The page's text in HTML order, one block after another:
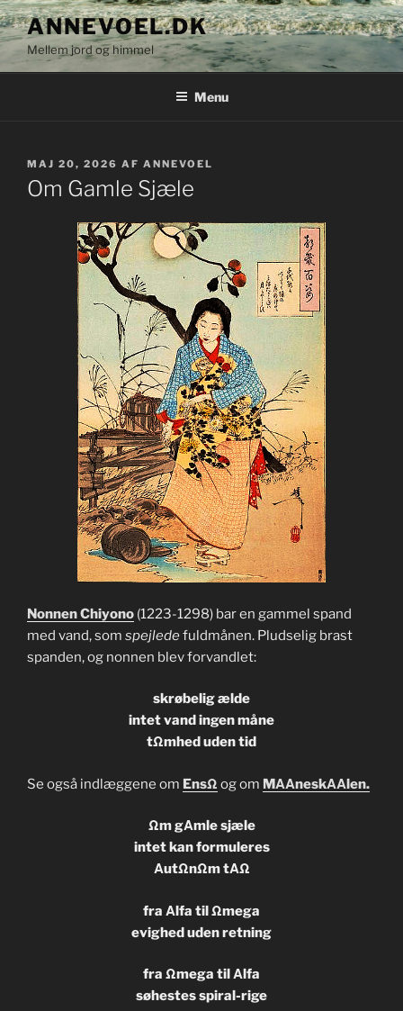
Videre
til
indhold
ANNEVOEL.DK
Mellem jord og himmel
Menu
UDGIVET
DEN
MAJ 20, 2026 AF ANNEVOEL
Om Gamle Sjæle
Nonnen Chiyono (1223-1298) bar en gammel spand
med vand, som spejledefuldmånen. Pludselig brast
spanden, og nonnen blev forvandlet:
skrøbelig ælde
intet vand ingen måne
tΩmhed uden tid
Se også indlæggene om EnsΩ og om MΑΑneskΑΑlen.
Ωm gΑmle sjæle
intet kan formuleres
ΑutΩnΩm tΑΩ
fra Αlfa til Ωmega
evighed uden retning
fra Ωmega til Αlfa
søhestes spiral-rige